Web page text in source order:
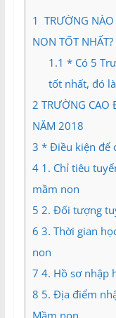
1 TRƯỜNG
NON TỐT NHẤT?
1.1 * Có 5
tốt nhất, đó
2 TRƯỜNG CAO
NĂM 2018
3 * Điều kiện để
41. Chỉ tiêu
mầm non
5 2. Đối tượng
6 3. Thời gian
non
7 4. Hồ sơ nhập
8 5. Địa điểm